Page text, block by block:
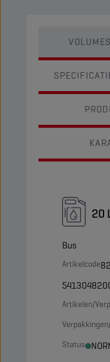
20
Bus
Artikelcode
Artikelen/
Status